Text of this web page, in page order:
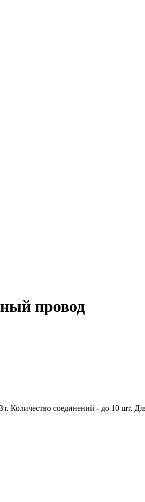
провод
соединений - до 10 шт.